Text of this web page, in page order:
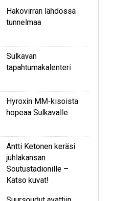
Hakovirran lähdössä
tunnelmaa
Sulkavan
tapahtumakalenteri
Hyroxin MM-kisoista
hopeaa Sulkavalle
Antti Ketonen keräsi
juhlakansan
Soutustadionille –
Katso kuvat!